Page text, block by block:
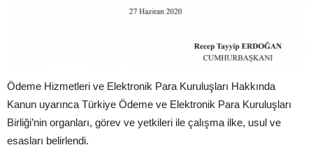
Ödeme Hizmetleri ve Elektronik Para Kuruluşları Hakkında
Kanun uyarınca Türkiye Ödeme ve Elektronik Para Kuruluşları
Birliği’nin organları, görev ve yetkileri ile çalışma ilke, usul ve
esasları belirlendi.